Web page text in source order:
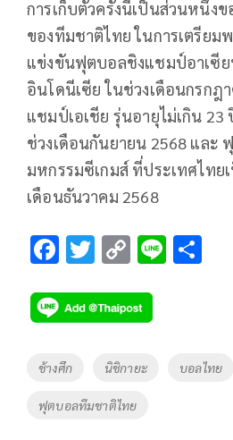
การเก็บตัวครั้งนี้เป็นส่วนหนึ่งข
ของทีมชาติไทย ในการเตรียม
แข่งขันฟุตบอลชิงแชมป์อาเซีย
อินโดนีเซีย ในช่วงเดือนกรกฎ
แชมป์เอเชีย รุ่นอายุไม่เกิน 23
ช่วงเดือนกันยายน 2568 และ
มหกรรมซีเกมส์ ที่ประเทศไทย
เดือนธันวาคม 2568
F
e
b
o
k
T
tt
er
C
p
y
Li
k
Li
Tags
ช้างศึก นิชิกายะ บอลไทย
ฟุตบอลทีมชาติไทย